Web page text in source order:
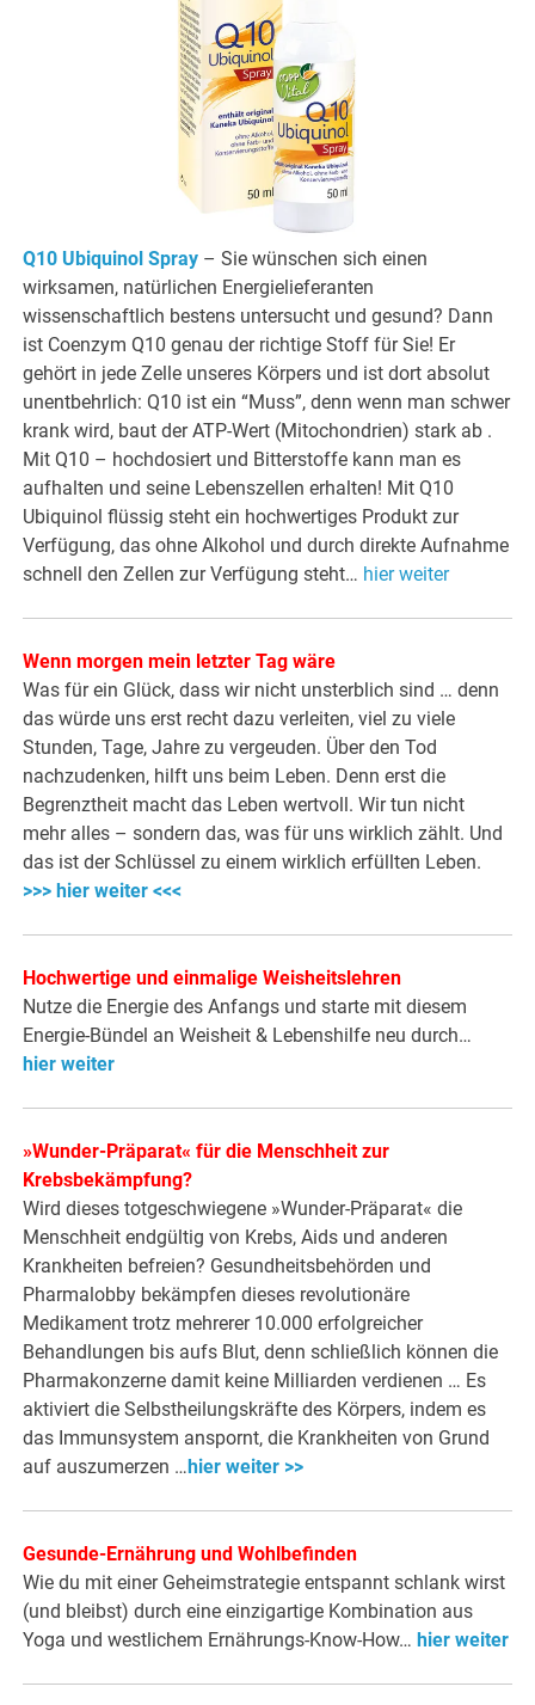
Q10 Ubiquinol Spray – Sie wünschen sich einen
wirksamen, natürlichen Energielieferanten
wissenschaftlich bestens untersucht und gesund? Dann
ist Coenzym Q10 genau der richtige Stoff für Sie! Er
gehört in jede Zelle unseres Körpers und ist dort absolut
unentbehrlich: Q10 ist ein “Muss”, denn wenn man schwer
krank wird, baut der ATP-Wert (Mitochondrien) stark ab .
Mit Q10 – hochdosiert und Bitterstoffe kann man es
aufhalten und seine Lebenszellen erhalten! Mit Q10
Ubiquinol flüssig steht ein hochwertiges Produkt zur
Verfügung, das ohne Alkohol und durch direkte Aufnahme
schnell den Zellen zur Verfügung steht… hier weiter
Wenn morgen mein letzter Tag wäre
Was für ein Glück, dass wir nicht unsterblich sind … denn
das würde uns erst recht dazu verleiten, viel zu viele
Stunden, Tage, Jahre zu vergeuden. Über den Tod
nachzudenken, hilft uns beim Leben. Denn erst die
Begrenztheit macht das Leben wertvoll. Wir tun nicht
mehr alles – sondern das, was für uns wirklich zählt. Und
das ist der Schlüssel zu einem wirklich erfüllten Leben.
>>> hier weiter <<<
Hochwertige und einmalige Weisheitslehren
Nutze die Energie des Anfangs und starte mit diesem
Energie-Bündel an Weisheit & Lebenshilfe neu durch…
hier weiter
»Wunder-Präparat« für die Menschheit zur
Krebsbekämpfung?
Wird dieses totgeschwiegene »Wunder-Präparat« die
Menschheit endgültig von Krebs, Aids und anderen
Krankheiten befreien? Gesundheitsbehörden und
Pharmalobby bekämpfen dieses revolutionäre
Medikament trotz mehrerer 10.000 erfolgreicher
Behandlungen bis aufs Blut, denn schließlich können die
Pharmakonzerne damit keine Milliarden verdienen … Es
aktiviert die Selbstheilungskräfte des Körpers, indem es
das Immunsystem anspornt, die Krankheiten von Grund
auf auszumerzen … hier weiter >>
Gesunde-Ernährung und Wohlbefinden
Wie du mit einer Geheimstrategie entspannt schlank wirst
(und bleibst) durch eine einzigartige Kombination aus
Yoga und westlichem Ernährungs-Know-How… hier weiter